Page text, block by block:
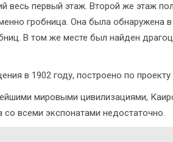
весь первый этаж. Второй же этаж
гробница. Она была обнаружена
В том же месте был найден
в 1902 году, построено по
мировыми цивилизациями,
всеми экспонатами недостаточно.